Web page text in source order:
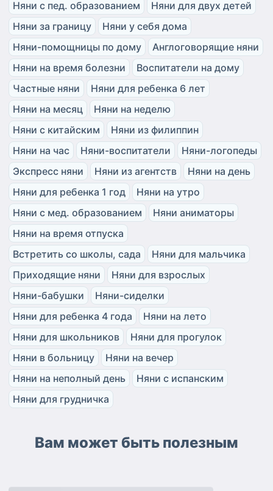
Няни с пед. образованием
Няни для двух детей
Няни за границу
Няни у себя дома
Няни-помощницы по дому
Англоговорящие няни
Няни на время болезни
Воспитатели на дому
Частные няни
Няни для ребенка 6 лет
Няни на месяц
Няни на неделю
Няни с китайским
Няни из филиппин
Няни на час
Няни-воспитатели
Няни-логопеды
Экспресс няни
Няни из агентств
Няни на день
Няни для ребенка 1 год
Няни на утро
Няни с мед. образованием
Няни аниматоры
Няни на время отпуска
Встретить со школы, сада
Няни для мальчика
Приходящие няни
Няни для взрослых
Няни-бабушки
Няни-сиделки
Няни для ребенка 4 года
Няни на лето
Няни для школьников
Няни для прогулок
Няни в больницу
Няни на вечер
Няни на неполный день
Няни с испанским
Няни для грудничка
Вам может быть полезным